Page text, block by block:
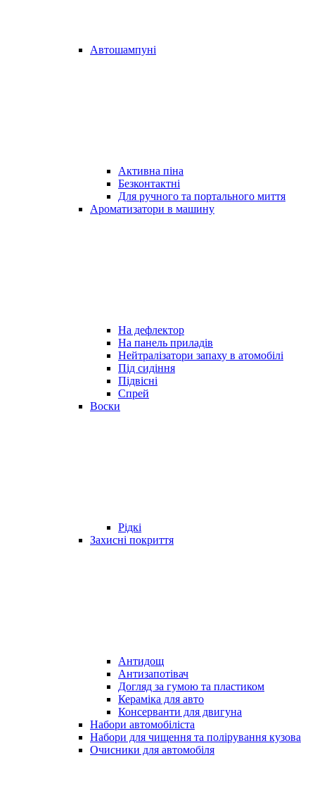
Автошампуні
Активна піна
Безконтактні
Для ручного та портального миття
Ароматизатори в машину
На дефлектор
На панель приладів
Нейтралізатори запаху в атомобілі
Під сидіння
Підвісні
Спрей
Воски
Рідкі
Захисні покриття
Антидощ
Антизапотівач
Догляд за гумою та пластиком
Кераміка для авто
Консерванти для двигуна
Набори автомобіліста
Набори для чищення та полірування кузова
Очисники для автомобіля